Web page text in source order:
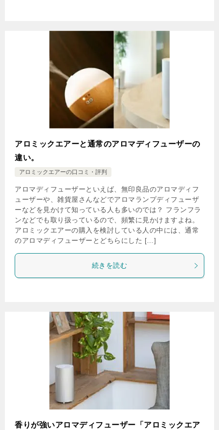
アロミックエアーと通常のアロマディフューザーの
違い。
アロミックエアーの口コミ・評判
アロマディフューザーといえば、無印良品のアロマディフ
ューザーや、雑貨屋さんなどでアロマランプディフューザ
ーなどを見かけて知っている人も多いのでは？ フランフラ
ンなどでも取り扱っているので、頻繁に見かけますよね。
アロミックエアーの購入を検討している人の中には、通常
のアロマディフューザーとどちらにした […]
続きを読む
香りが強いアロマディフューザー「アロミックエア